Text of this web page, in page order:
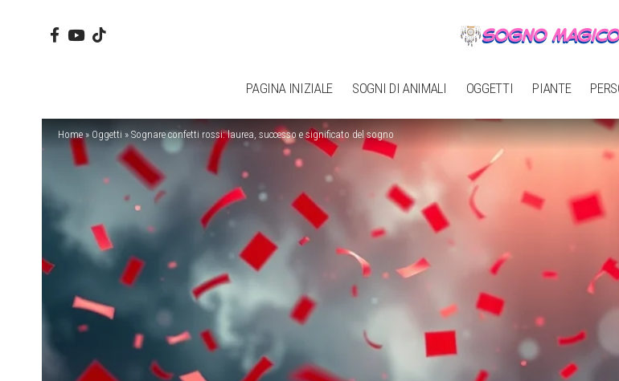
PAGINA INIZIALE SOGNI DI ANIMALI OGGETTI PIANTE
Home» Oggetti » Sognare confetti rossi: laurea, successo e significato del sogno